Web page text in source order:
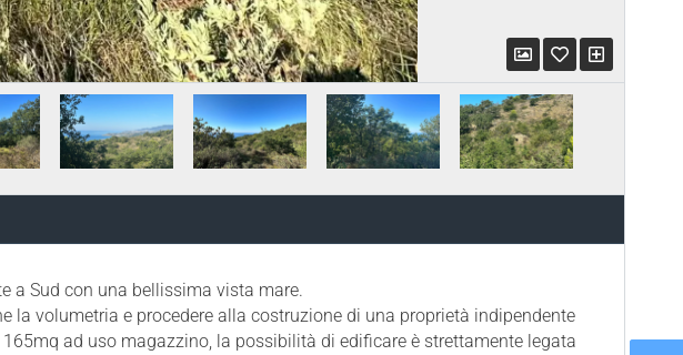
a Sud con una bellissima vista mare.
volumetria e procedere alla costruzione di una proprietà indipendente
ad uso magazzino, la possibilità di edificare è strettamente legata